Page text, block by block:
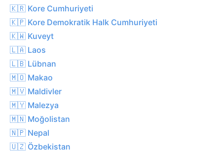
🇰🇷 Kore Cumhuriyeti
🇰🇵 Kore Demokratik Halk Cumhuriyeti
🇰🇼 Kuveyt
🇱🇦 Laos
🇱🇧 Lübnan
🇲🇴 Makao
🇲🇻 Maldivler
🇲🇾 Malezya
🇲🇳 Moğolistan
🇳🇵 Nepal
🇺🇿 Özbekistan